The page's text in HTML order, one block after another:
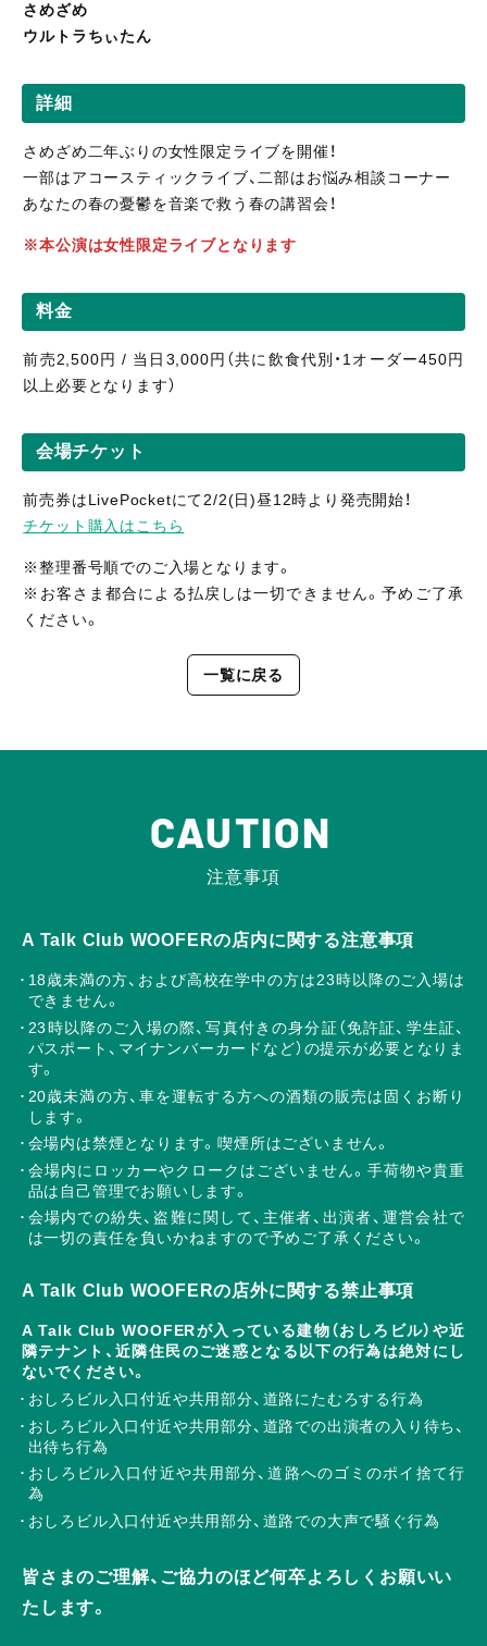
さめざめ
ウルトラちぃたん
詳細
さめざめ二年ぶりの女性限定ライブを開催！
一部はアコースティックライブ、二部はお悩み相談コーナー
あなたの春の憂鬱を音楽で救う春の講習会！
※本公演は女性限定ライブとなります
料金
前売2,500円 / 当日3,000円（共に飲食代別・1オーダー450円
以上必要となります）
会場チケット
前売券はLivePocketにて2/2(日)昼12時より発売開始！
チケット購入はこちら
※整理番号順でのご入場となります。
※お客さま都合による払戻しは一切できません。予めご了承
ください。
一覧に戻る
CAUTION
注意事項
A Talk Club WOOFERの店内に関する注意事項
18歳未満の方、および高校在学中の方は23時以降のご入場は
できません。
23時以降のご入場の際、写真付きの身分証（免許証、学生証、
パスポート、マイナンバーカードなど）の提示が必要となりま
す。
20歳未満の方、車を運転する方への酒類の販売は固くお断り
します。
会場内は禁煙となります。喫煙所はございません。
会場内にロッカーやクロークはございません。手荷物や貴重
品は自己管理でお願いします。
会場内での紛失、盗難に関して、主催者、出演者、運営会社で
は一切の責任を負いかねますので予めご了承ください。
A Talk Club WOOFERの店外に関する禁止事項
A Talk Club WOOFERが入っている建物（おしろビル）や近
隣テナント、近隣住民のご迷惑となる以下の行為は絶対にし
ないでください。
おしろビル入口付近や共用部分、道路にたむろする行為
おしろビル入口付近や共用部分、道路での出演者の入り待ち、
出待ち行為
おしろビル入口付近や共用部分、道路へのゴミのポイ捨て行
為
おしろビル入口付近や共用部分、道路での大声で騒ぐ行為
皆さまのご理解、ご協力のほど何卒よろしくお願いい
たします。